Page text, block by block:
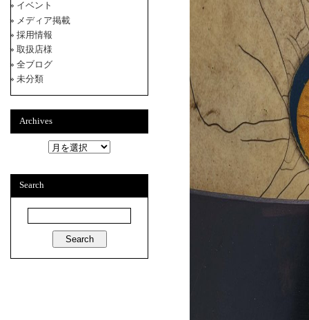
イベント
メディア掲載
採用情報
取扱店様
全ブログ
未分類
Archives
h
v
Search